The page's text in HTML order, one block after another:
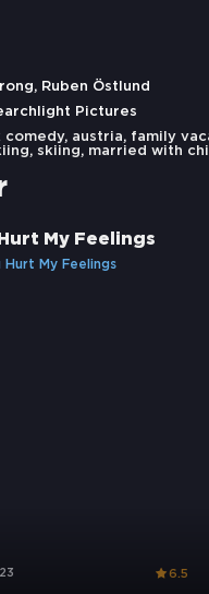
Ruben Östlund
Pictures
comedy, austria, family
, skiing, married with
My Feelings
6.5